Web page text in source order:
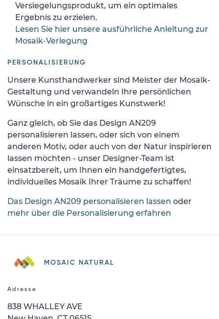
Versiegelungsprodukt, um ein optimales
Ergebnis zu erzielen.
Lesen Sie hier unsere ausführliche Anleitung zur
Mosaik-Verlegung
PERSONALISIERUNG
Unsere Kunsthandwerker sind Meister der Mosaik-
Gestaltung und verwandeln Ihre persönlichen
Wünsche in ein großartiges Kunstwerk!
Ganz gleich, ob Sie das Design AN209
personalisieren lassen, oder sich von einem
anderen Motiv, oder auch von der Natur inspirieren
lassen möchten - unser Designer-Team ist
einsatzbereit, um Ihnen ein handgefertigtes,
individuelles Mosaik Ihrer Träume zu schaffen!
Das Design AN209 personalisieren lassen oder
mehr über die Personalisierung erfahren
MOSAIC NATURAL
Adresse
838 WHALLEY AVE